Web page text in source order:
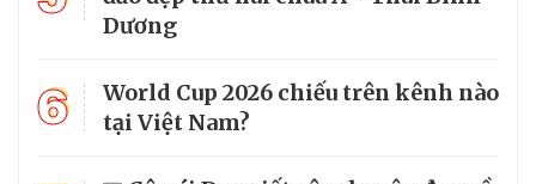
Dương
6
World Cup 2026 chiếu trên kênh nào
tại Việt Nam?